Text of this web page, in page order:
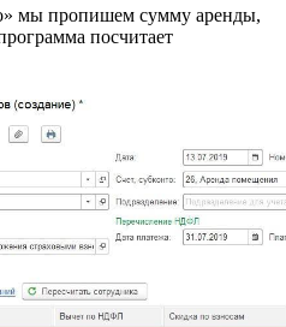
мы пропишем сумму аренды,
посчитает